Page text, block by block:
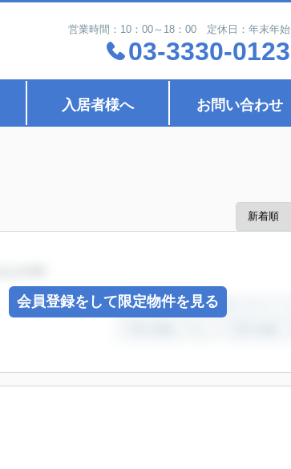
営業時間：10：00～18：00 定休日：年末年始
03-3330-0123
入居者様へ お問い合わせ
会員登録をして限定物件を見る